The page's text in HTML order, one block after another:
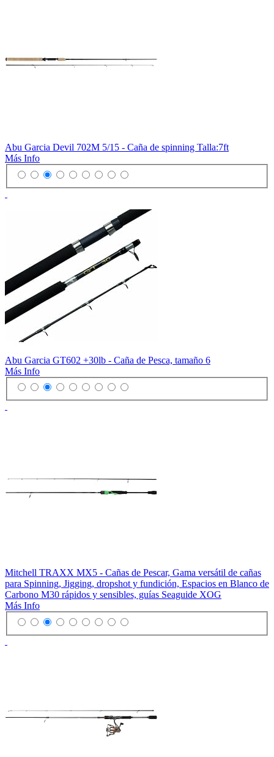
Abu Garcia Devil 702M 5/15 - Caña de spinning Talla:7ft
Más Info
Abu Garcia GT602 +30lb - Caña de Pesca, tamaño 6
Más Info
Mitchell TRAXX MX5 - Cañas de Pescar, Gama versátil de cañas
para Spinning, Jigging, dropshot y fundición, Espacios en Blanco de
Carbono M30 rápidos y sensibles, guías Seaguide XOG
Más Info